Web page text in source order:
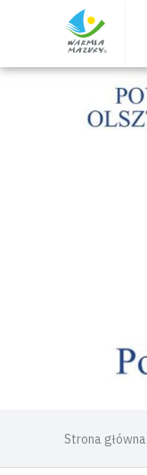
Strona główna